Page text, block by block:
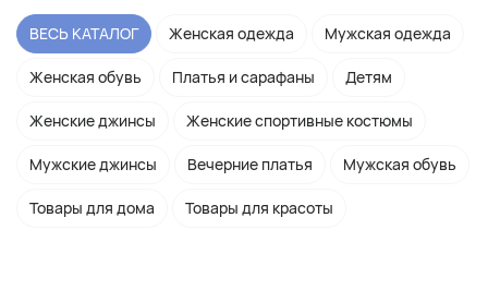
ВЕСЬ КАТАЛОГ Женская одежда Мужская одежда
Женская обувь Платья и сарафаны Детям
Женские джинсы Женские спортивные костюмы
Мужские джинсы Вечерние платья Мужская обувь
Товары для дома Товары для красоты